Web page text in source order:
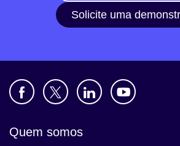
Solicite uma
Quem somos